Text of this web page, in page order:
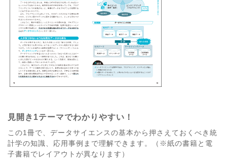
見開き1テーマでわかりやすい！
この1冊で、データサイエンスの基本から押さえておくべき統
計学の知識、応用事例まで理解できます。（※紙の書籍と電
子書籍でレイアウトが異なります）